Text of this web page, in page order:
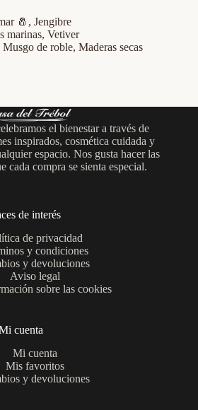
🧂, Jengibre
marinas, Vetiver
de roble, Maderas secas
el bienestar a través de
inspirados, cosmética cuidada y
espacio. Nos gusta hacer las
cada compra se sienta especial.
de interés
de privacidad
y condiciones
y devoluciones
Aviso legal
sobre las cookies
cuenta
Mi cuenta
Mis favoritos
y devoluciones